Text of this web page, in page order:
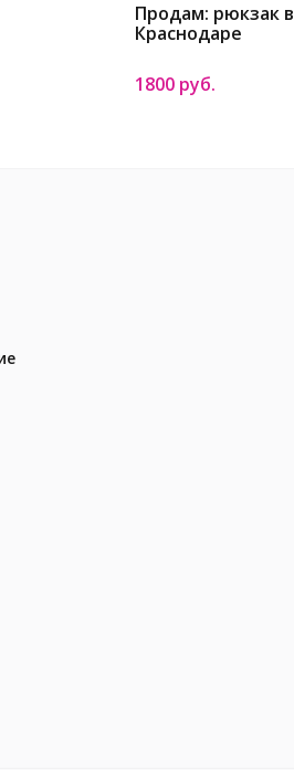
Продам: рюкзак в
Краснодаре
1800 руб.